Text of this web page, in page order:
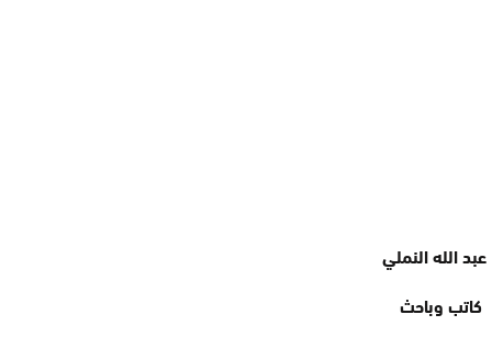
عبد الله النملي
كاتب وباحث